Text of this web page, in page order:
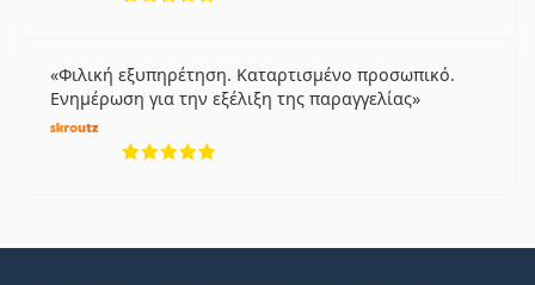
Φιλική εξυπηρέτηση. Καταρτισμένο προσωπικό.
Ενημέρωση για την εξέλιξη της παραγγελίας